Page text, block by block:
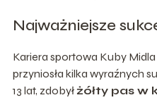
Najważniejsze
Kariera sportowa Kuby Midla
przyniosła kilka wyraźnych
13 lat, zdobył żółty pas w